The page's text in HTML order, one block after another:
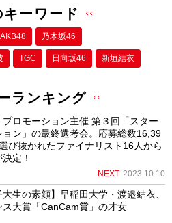
キーワード
AKB48 乃木坂46
TGC 日向坂46 新垣結衣
ランキング
プロモーション主催 第３回「スター
ン」の最終選考会。応募総数16,39
び抜かれたファイナリスト16人から
定！
NEXT 2023.10.10
大生の素顔】早稲田大学・渡邉結衣、
大賞「CanCam賞」の才女